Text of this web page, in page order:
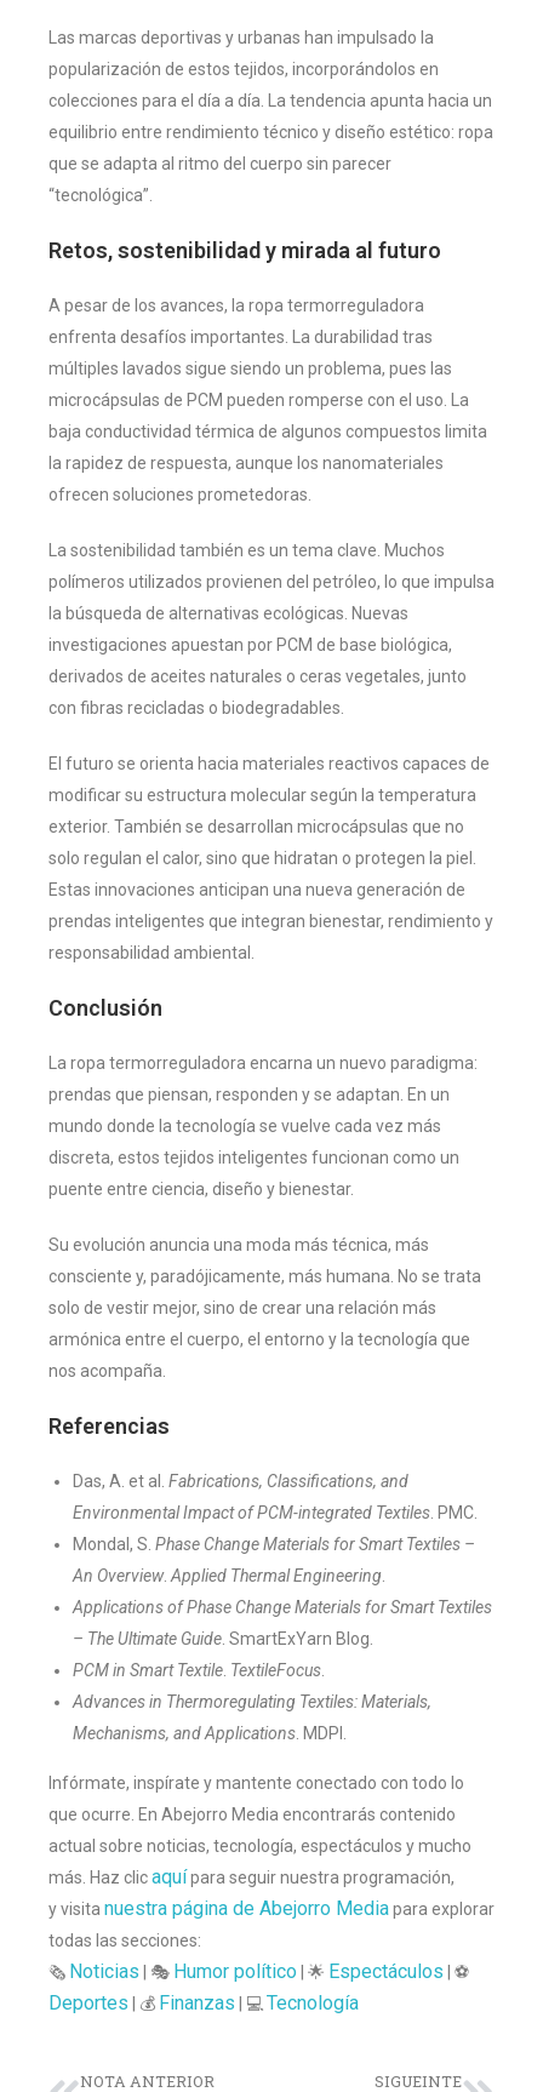
Las marcas deportivas y urbanas han impulsado la
popularización de estos tejidos, incorporándolos en
colecciones para el día a día. La tendencia apunta hacia un
equilibrio entre rendimiento técnico y diseño estético: ropa
que se adapta al ritmo del cuerpo sin parecer
“tecnológica”.
Retos, sostenibilidad y mirada al futuro
A pesar de los avances, la ropa termorreguladora
enfrenta desafíos importantes. La durabilidad tras
múltiples lavados sigue siendo un problema, pues las
microcápsulas de PCM pueden romperse con el uso. La
baja conductividad térmica de algunos compuestos limita
la rapidez de respuesta, aunque los nanomateriales
ofrecen soluciones prometedoras.
La sostenibilidad también es un tema clave. Muchos
polímeros utilizados provienen del petróleo, lo que impulsa
la búsqueda de alternativas ecológicas. Nuevas
investigaciones apuestan por PCM de base biológica,
derivados de aceites naturales o ceras vegetales, junto
con fibras recicladas o biodegradables.
El futuro se orienta hacia materiales reactivos capaces de
modificar su estructura molecular según la temperatura
exterior. También se desarrollan microcápsulas que no
solo regulan el calor, sino que hidratan o protegen la piel.
Estas innovaciones anticipan una nueva generación de
prendas inteligentes que integran bienestar, rendimiento y
responsabilidad ambiental.
Conclusión
La ropa termorreguladora encarna un nuevo paradigma:
prendas que piensan, responden y se adaptan. En un
mundo donde la tecnología se vuelve cada vez más
discreta, estos tejidos inteligentes funcionan como un
puente entre ciencia, diseño y bienestar.
Su evolución anuncia una moda más técnica, más
consciente y, paradójicamente, más humana. No se trata
solo de vestir mejor, sino de crear una relación más
armónica entre el cuerpo, el entorno y la tecnología que
nos acompaña.
Referencias
Das, A. et al. Fabrications, Classifications, and
Environmental Impact of PCM-integrated Textiles . PMC.
Mondal, S. Phase Change Materials for Smart Textiles –
An Overview. Applied Thermal Engineering
Applications of Phase Change Materials for Smart Textiles
– The Ultimate Guide . SmartExYarn Blog.
PCM in Smart Textile TextileFocus
Advances in Thermoregulating Textiles: Materials,
Mechanisms, and Applications . MDPI.
Infórmate, inspírate y mantente conectado con todo lo
que ocurre. En Abejorro Media encontrarás contenido
actual sobre noticias, tecnología, espectáculos y mucho
más. Haz clicaquípara seguir nuestra programación,
y visita nuestra página de Abejorro Mediapara explorar
todas las secciones:
🗞️ Noticias | 🎭 Humor político| 🌟 Espectáculos | ⚽
Deportes | 💰 Finanzas | 💻 Tecnología
NOTA ANTERIOR SIGUEINTE